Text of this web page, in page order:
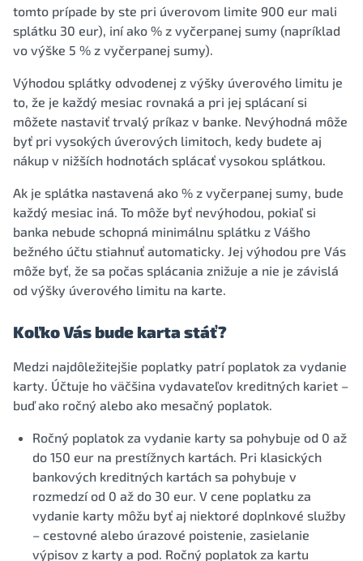
tomto prípade by ste pri úverovom limite 900 eur mali
splátku 30 eur), iní ako % z vyčerpanej sumy (napríklad
vo výške 5 % z vyčerpanej sumy).
Výhodou splátky odvodenej z výšky úverového limitu je
to, že je každý mesiac rovnaká a pri jej splácaní si
môžete nastaviť trvalý príkaz v banke. Nevýhodná môže
byť pri vysokých úverových limitoch, kedy budete aj
nákup v nižších hodnotách splácať vysokou splátkou.
Ak je splátka nastavená ako % z vyčerpanej sumy, bude
každý mesiac iná. To môže byť nevýhodou, pokiaľ si
banka nebude schopná minimálnu splátku z Vášho
bežného účtu stiahnuť automaticky. Jej výhodou pre Vás
môže byť, že sa počas splácania znižuje a nie je závislá
od výšky úverového limitu na karte.
Koľko Vás bude karta stáť?
Medzi najdôležitejšie poplatky patrí poplatok za vydanie
karty. Účtuje ho väčšina vydavateľov kreditných kariet –
buď ako ročný alebo ako mesačný poplatok.
Ročný poplatok za vydanie karty sa pohybuje od 0 až
do 150 eur na prestížnych kartách. Pri klasických
bankových kreditných kartách sa pohybuje v
rozmedzí od 0 až do 30 eur. V cene poplatku za
vydanie karty môžu byť aj niektoré doplnkové služby
– cestovné alebo úrazové poistenie, zasielanie
výpisov z karty a pod. Ročný poplatok za kartu